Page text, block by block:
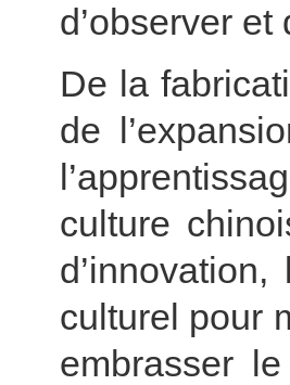
d’observer
De la
de
culture
culturel pour
embrasser